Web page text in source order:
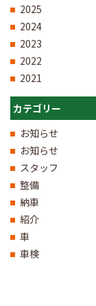
2025
2024
2023
2022
2021
カテゴリー
お知らせ
お知らせ
スタッフ
整備
納車
紹介
車
車検